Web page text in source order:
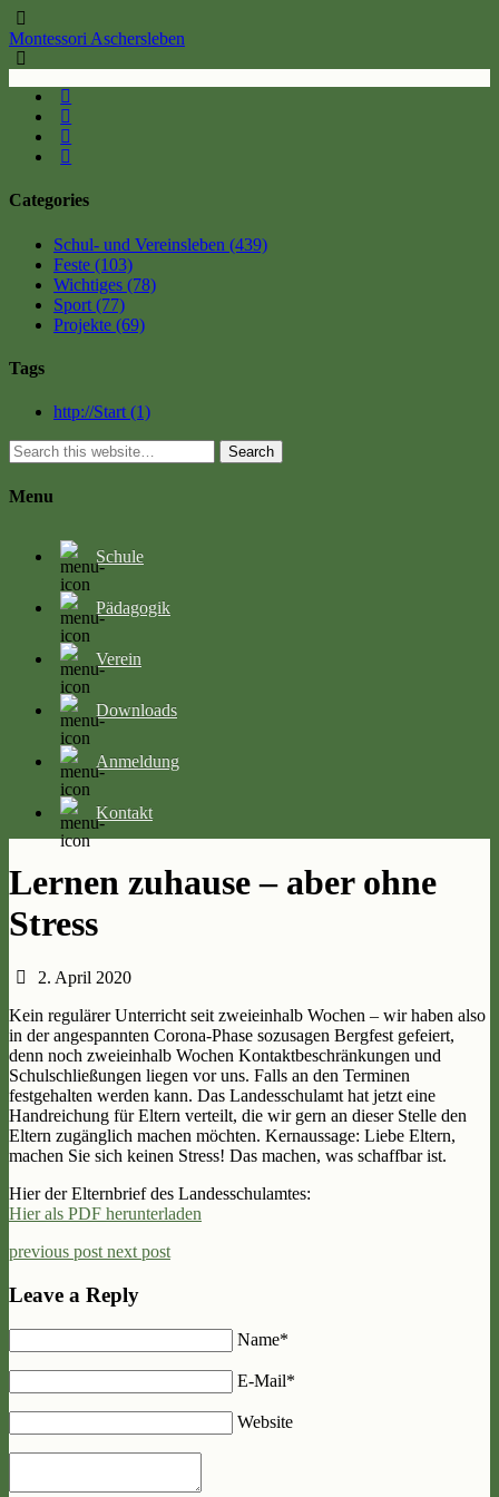
Montessori Aschersleben
Categories
Schul- und Vereinsleben (439)
Feste (103)
Wichtiges (78)
Sport (77)
Projekte (69)
Tags
http://Start (1)
Search
Menu
Schule
Pädagogik
Verein
Downloads
Anmeldung
Kontakt
Lernen zuhause – aber ohne
Stress
2. April 2020
Kein regulärer Unterricht seit zweieinhalb Wochen – wir haben also
in der angespannten Corona-Phase sozusagen Bergfest gefeiert,
denn noch zweieinhalb Wochen Kontaktbeschränkungen und
Schulschließungen liegen vor uns. Falls an den Terminen
festgehalten werden kann. Das Landesschulamt hat jetzt eine
Handreichung für Eltern verteilt, die wir gern an dieser Stelle den
Eltern zugänglich machen möchten. Kernaussage: Liebe Eltern,
machen Sie sich keinen Stress! Das machen, was schaffbar ist.
Hier der Elternbrief des Landesschulamtes:
Hier als PDF herunterladen
previous postnext post
Leave a Reply
Name*
E-Mail*
Website